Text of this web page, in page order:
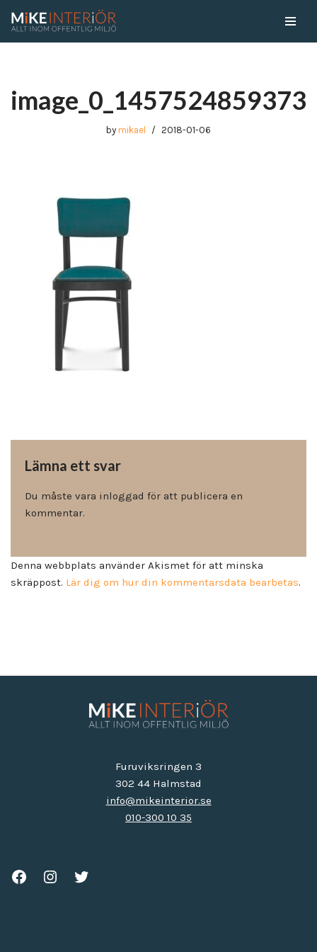
image_0_1457524859373
by mikael 2018-01-06
Lämna ett svar
Du måste vara inloggad för att publicera en
kommentar.
Denna webbplats använder Akismet för att minska
skräppost. Lär dig om hur din kommentarsdata bearbetas.
Furuviksringen 3
302 44 Halmstad
info@mikeinterior.se
010-300 10 35